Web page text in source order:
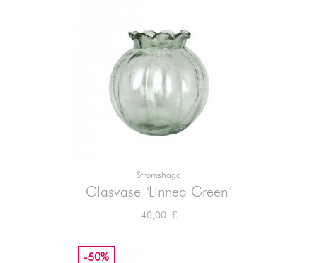
Strömshaga
Glasvase "Linnea Green"
Preis
40,00 €
-50%